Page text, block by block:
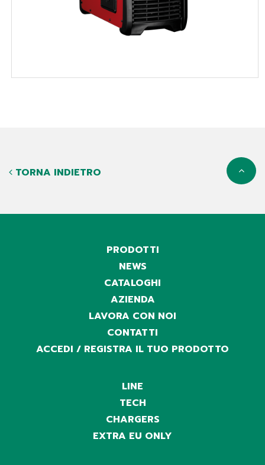
TORNA INDIETRO
PRODOTTI
NEWS
CATALOGHI
AZIENDA
LAVORA CON NOI
CONTATTI
ACCEDI / REGISTRA IL TUO PRODOTTO
LINE
TECH
CHARGERS
EXTRA EU ONLY